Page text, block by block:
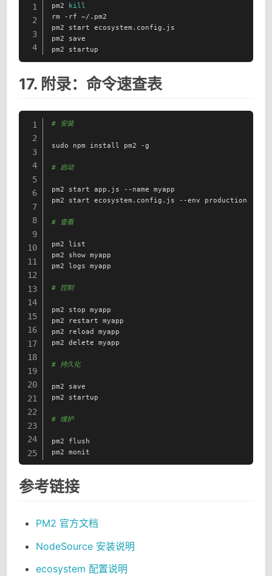
1
2
3
4
pm2 kill
rm -rf ~/.pm2
pm2 start ecosystem.config.js
pm2 save
pm2 startup
17. 附录：命令速查表
1
2
3
4
5
6
7
8
9
10
11
12
13
14
15
16
17
18
19
20
21
22
23
24
25
# 安装
sudo npm install pm2 -g
# 启动
pm2 start app.js --name myapp
pm2 start ecosystem.config.js --env production
# 查看
pm2 list
pm2 show myapp
pm2 logs myapp
# 控制
pm2 stop myapp
pm2 restart myapp
pm2 reload myapp
pm2 delete myapp
# 持久化
pm2 save
pm2 startup
# 维护
pm2 flush
pm2 monit
参考链接
PM2 官方文档
NodeSource 安装说明
ecosystem 配置说明